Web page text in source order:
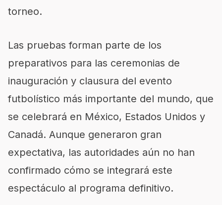
torneo.
Las pruebas forman parte de los
preparativos para las ceremonias de
inauguración y clausura del evento
futbolístico más importante del mundo, que
se celebrará en México, Estados Unidos y
Canadá. Aunque generaron gran
expectativa, las autoridades aún no han
confirmado cómo se integrará este
espectáculo al programa definitivo.